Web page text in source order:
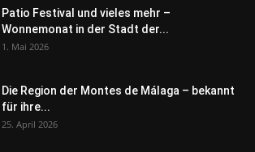
Patio Festival und vieles mehr –
Wonnemonat in der Stadt der...
1. Mai 2026
Die Region der Montes de Málaga – bekannt
für ihre...
25. April 2026